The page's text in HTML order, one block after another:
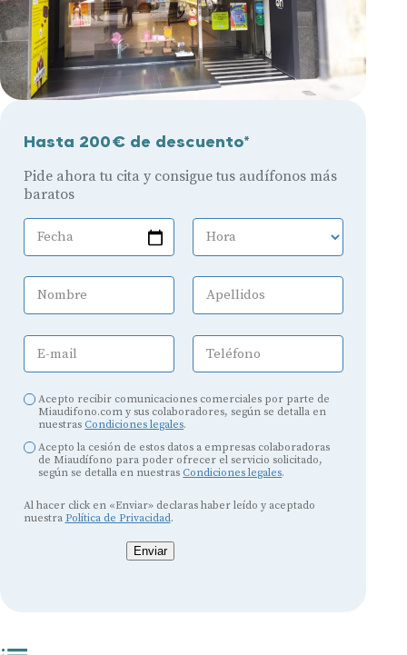
Hasta 200€ de descuento*
Pide ahora tu cita y consigue tus audífonos más
baratos
Fecha Hora
Nombre Apellidos
E-mail Teléfono
Acepto recibir comunicaciones comerciales por parte de
Miaudifono.com y sus colaboradores, según se detalla en
nuestras Condiciones legales.
Acepto la cesión de estos datos a empresas colaboradoras
de Miaudífono para poder ofrecer el servicio solicitado,
según se detalla en nuestras Condiciones legales.
Al hacer click en «Enviar» declaras haber leído y aceptado
nuestra Política de Privacidad.
Enviar